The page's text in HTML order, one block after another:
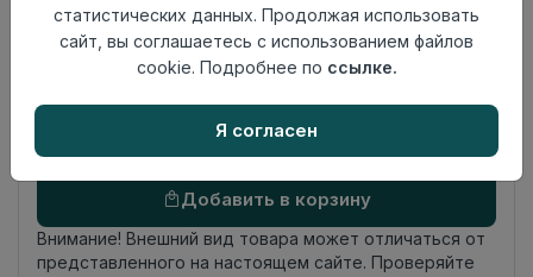
укладки
Замковый метод
Без фаски
происхождения
Осталось100 упак
Добавить в корзину
Внимание! Внешний вид товара может отличаться от
представленного на настоящем сайте. Проверяйте
статистических данных. Продолжая использовать
сайт, вы соглашаетесь с использованием файлов
cookie. Подробнее по ссылке.
Я согласен